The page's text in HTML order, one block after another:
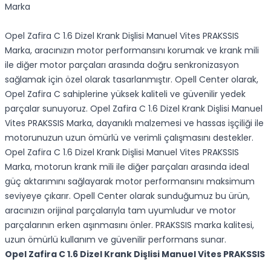
Marka
Opel Zafira C 1.6 Dizel Krank Dişlisi Manuel Vites PRAKSSIS
Marka, aracınızın motor performansını korumak ve krank mili
ile diğer motor parçaları arasında doğru senkronizasyon
sağlamak için özel olarak tasarlanmıştır. Opell Center olarak,
Opel Zafira C sahiplerine yüksek kaliteli ve güvenilir yedek
parçalar sunuyoruz. Opel Zafira C 1.6 Dizel Krank Dişlisi Manuel
Vites PRAKSSIS Marka, dayanıklı malzemesi ve hassas işçiliği ile
motorunuzun uzun ömürlü ve verimli çalışmasını destekler.
Opel Zafira C 1.6 Dizel Krank Dişlisi Manuel Vites PRAKSSIS
Marka, motorun krank mili ile diğer parçaları arasında ideal
güç aktarımını sağlayarak motor performansını maksimum
seviyeye çıkarır. Opell Center olarak sunduğumuz bu ürün,
aracınızın orijinal parçalarıyla tam uyumludur ve motor
parçalarının erken aşınmasını önler. PRAKSSIS marka kalitesi,
uzun ömürlü kullanım ve güvenilir performans sunar.
Opel Zafira C 1.6 Dizel Krank Dişlisi Manuel Vites PRAKSSIS